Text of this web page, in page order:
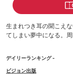
生まれつき耳の聞こえ
てしまい夢中になる。
なかった。障がいを持
デイリーランキング -
ビジョン出版